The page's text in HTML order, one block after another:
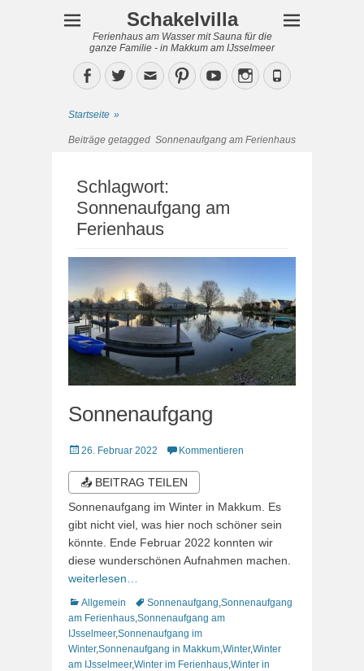
Schakelvilla
Ferienhaus am Wasser mit Sauna für die
ganze Familie - in Makkum am IJsselmeer
Facebook
TwitterEmailPinterestYouTubeInstagram
Phone
Startseite »
Beiträge getagged Sonnenaufgang am Ferienhaus
Schlagwort:
Sonnenaufgang am
Ferienhaus
Sonnenaufgang
Veröffentlicht
26. Februar 2022 Kommentieren
📤 BEITRAG TEILEN
Sonnenaufgang im Winter in Makkum. Es
gibt nicht viel, was hier noch schöner sein
könnte. Ende Februar 2022 konnten wir
diese wunderschönen Aufnahmen machen.
weiterlesen…
Kategorien
Allgemein Schlagworte
Sonnenaufgang Sonnenaufgang
am Ferienhaus Sonnenaufgang am
IJsselmeer,Sonnenaufgang im
Winter,Sonnenaufgang in Makkum Winter,Winter
am IJsselmeer,Winter im Ferienhaus Winter in